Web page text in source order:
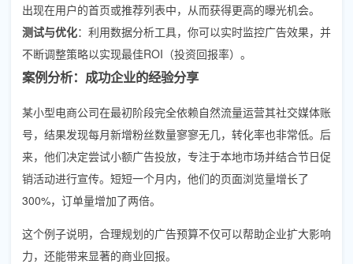
出现在用户的首页或推荐列表中，从而获得更高的曝光机会。
测试与优化：利用数据分析工具，你可以实时监控广告效果，并
不断调整策略以实现最佳ROI（投资回报率）。
案例分析：成功企业的经验分享
某小型电商公司在最初阶段完全依赖自然流量运营其社交媒体账
号，结果发现每月新增粉丝数量寥寥无几，转化率也非常低。后
来，他们决定尝试小额广告投放，专注于本地市场并结合节日促
销活动进行宣传。短短一个月内，他们的页面浏览量增长了
300%，订单量增加了两倍。
这个例子说明，合理规划的广告预算不仅可以帮助企业扩大影响
力，还能带来显著的商业回报。